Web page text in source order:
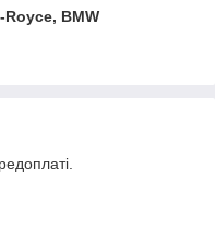
Royce, BMW